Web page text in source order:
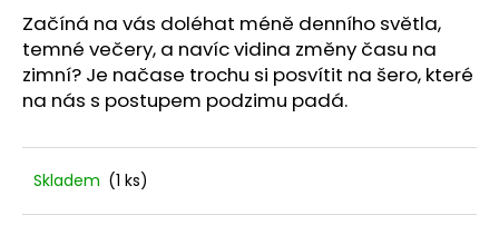
z
5
hvězdiček.
Začíná na vás doléhat méně denního světla,
temné večery, a navíc vidina změny času na
zimní? Je načase trochu si posvítit na šero, které
na nás s postupem podzimu padá.
Skladem (1 ks)
D
o
p
r
u
č